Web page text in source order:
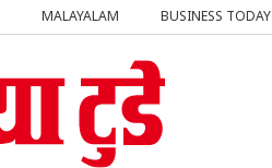
MALAYALAM BUSINESS TODAY